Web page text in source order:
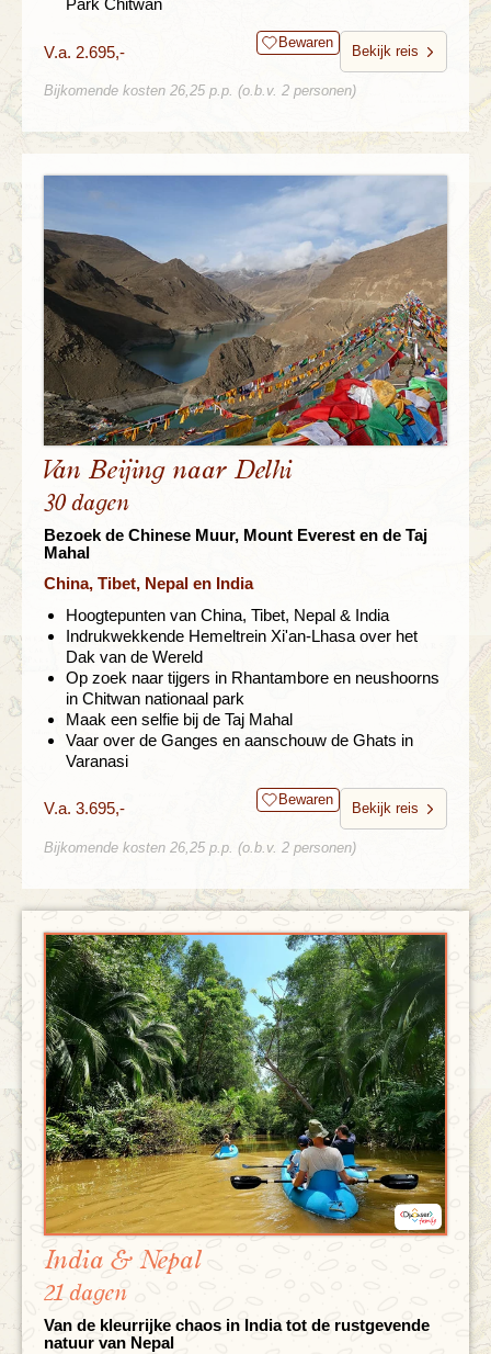
Park Chitwan
V.a. 2.695,- Bewaren
Bekijk reis
Bijkomende kosten 26,25 p.p. (o.b.v. 2 personen)
Van Beijing naar Delhi
30 dagen
Bezoek de Chinese Muur, Mount Everest en de Taj
Mahal
China, Tibet, Nepal en India
Hoogtepunten van China, Tibet, Nepal & India
Indrukwekkende Hemeltrein Xi'an-Lhasa over het
Dak van de Wereld
Op zoek naar tijgers in Rhantambore en neushoorns
in Chitwan nationaal park
Maak een selfie bij de Taj Mahal
Vaar over de Ganges en aanschouw de Ghats in
Varanasi
V.a. 3.695,- Bewaren
Bekijk reis
Bijkomende kosten 26,25 p.p. (o.b.v. 2 personen)
India & Nepal
21 dagen
Van de kleurrijke chaos in India tot de rustgevende
natuur van Nepal